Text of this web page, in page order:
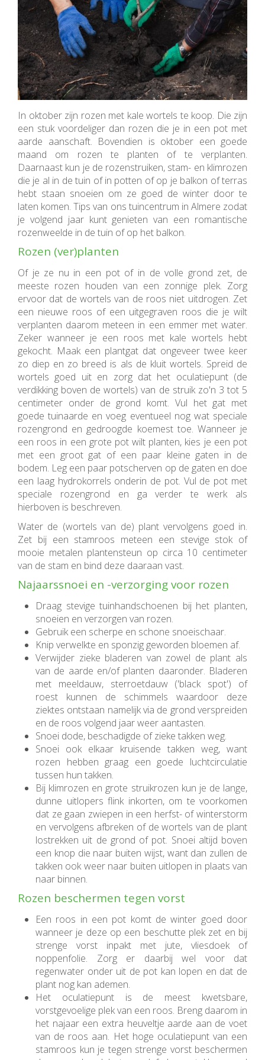
In oktober zijn rozen met kale wortels te koop. Die zijn
een stuk voordeliger dan rozen die je in een pot met
aarde aanschaft. Bovendien is oktober een goede
maand om rozen te planten of te verplanten.
Daarnaast kun je de rozenstruiken, stam- en klimrozen
die je al in de tuin of in potten of op je balkon of terras
hebt staan snoeien om ze goed de winter door te
laten komen. Tips van ons tuincentrum in Almere zodat
je volgend jaar kunt genieten van een romantische
rozenweelde in de tuin of op het balkon.
Rozen (ver)planten
Of je ze nu in een pot of in de volle grond zet, de
meeste rozen houden van een zonnige plek. Zorg
ervoor dat de wortels van de roos niet uitdrogen. Zet
een nieuwe roos of een uitgegraven roos die je wilt
verplanten daarom meteen in een emmer met water.
Zeker wanneer je een roos met kale wortels hebt
gekocht. Maak een plantgat dat ongeveer twee keer
zo diep en zo breed is als de kluit wortels. Spreid de
wortels goed uit en zorg dat het oculatiepunt (de
verdikking boven de wortels) van de struik zo'n 3 tot 5
centimeter onder de grond komt. Vul het gat met
goede tuinaarde en voeg eventueel nog wat speciale
rozengrond en gedroogde koemest toe. Wanneer je
een roos in een grote pot wilt planten, kies je een pot
met een groot gat of een paar kleine gaten in de
bodem. Leg een paar potscherven op de gaten en doe
een laag hydrokorrels onderin de pot. Vul de pot met
speciale rozengrond en ga verder te werk als
hierboven is beschreven.
Water de (wortels van de) plant vervolgens goed in.
Zet bij een stamroos meteen een stevige stok of
mooie metalen plantensteun op circa 10 centimeter
van de stam en bind deze daaraan vast.
Najaarssnoei en -verzorging voor rozen
Draag stevige tuinhandschoenen bij het planten,
snoeien en verzorgen van rozen.
Gebruik een scherpe en schone snoeischaar.
Knip verwelkte en sponzig geworden bloemen af.
Verwijder zieke bladeren van zowel de plant als
van de aarde en/of planten daaronder. Bladeren
met meeldauw, sterroetdauw ('black spot') of
roest kunnen de schimmels waardoor deze
ziektes ontstaan namelijk via de grond verspreiden
en de roos volgend jaar weer aantasten.
Snoei dode, beschadigde of zieke takken weg.
Snoei ook elkaar kruisende takken weg, want
rozen hebben graag een goede luchtcirculatie
tussen hun takken.
Bij klimrozen en grote struikrozen kun je de lange,
dunne uitlopers flink inkorten, om te voorkomen
dat ze gaan zwiepen in een herfst- of winterstorm
en vervolgens afbreken of de wortels van de plant
lostrekken uit de grond of pot. Snoei altijd boven
een knop die naar buiten wijst, want dan zullen de
takken ook weer naar buiten uitlopen in plaats van
naar binnen.
Rozen beschermen tegen vorst
Een roos in een pot komt de winter goed door
wanneer je deze op een beschutte plek zet en bij
strenge vorst inpakt met jute, vliesdoek of
noppenfolie. Zorg er daarbij wel voor dat
regenwater onder uit de pot kan lopen en dat de
plant nog kan ademen.
Het oculatiepunt is de meest kwetsbare,
vorstgevoelige plek van een roos. Breng daarom in
het najaar een extra heuveltje aarde aan de voet
van de roos aan. Het hoge oculatiepunt van een
stamroos kun je tegen strenge vorst beschermen